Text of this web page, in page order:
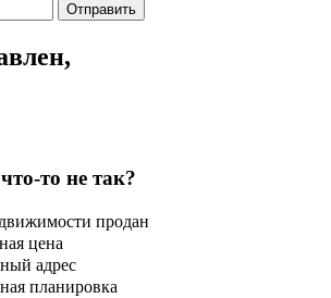
Отправить
то не так?
продан
цена
адрес
планировка